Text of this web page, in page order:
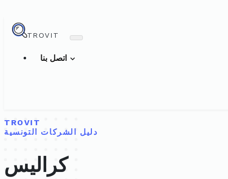
TROVIT
TROVIT
دليل الشركات التونسية
كراليس